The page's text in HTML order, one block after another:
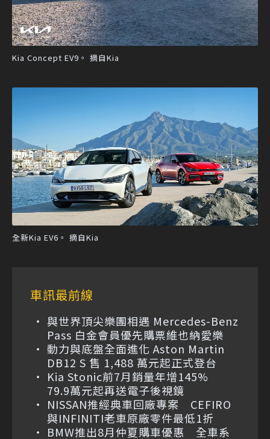
Kia Concept EV9。 摘自Kia
全新Kia EV6。 摘自Kia
車訊最前線
與世界頂尖樂團相遇 Mercedes-Benz
Pass 白金會員優先購票維也納愛樂
動力與底盤全面進化 Aston Martin
DB12 S 售 1,488 萬元起正式登台
Kia Stonic前7月銷量年增145%
79.9萬元起再送電子後視鏡
NISSAN推經典車回廠專案 CEFIRO
與INFINITI老車原廠零件最低1折
BMW推出8月仲夏購車優惠 全車系